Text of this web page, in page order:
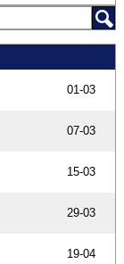
01-03
07-03
15-03
29-03
19-04